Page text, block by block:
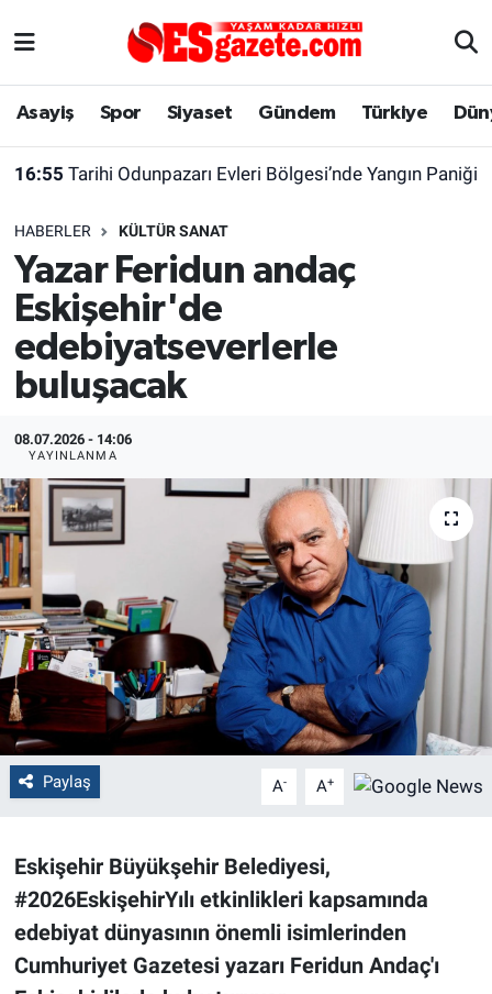
Asayiş Spor Siyaset Gündem Türkiye
16:55 Tarihi Odunpazarı Evleri Bölgesi’nde Yangın Paniği
HABERLER KÜLTÜR SANAT
Yazar Feridun andaç
Eskişehir'de
edebiyatseverlerle
buluşacak
08.07.2026 - 14:06
YAYINLANMA
Paylaş A- A+
Eskişehir Büyükşehir Belediyesi,
#2026EskişehirYılı etkinlikleri kapsamında
edebiyat dünyasının önemli isimlerinden
Cumhuriyet Gazetesi yazarı Feridun Andaç'ı
Asayiş
Gündem
Türkiye
Dünya
Alış-Veriş/İş dünyası
Yaşam
Eskişehirspor Arşivi
Eskişehir Arşivi
Röportaj
Kültür Sanat
Politika
Bilecik
Kütahya
Gezi
Genel
Yerel
Magazin
Bilim ve Teknoloji
Eskişehir Nöbetçi Eczaneler
Süper Lig Puan Durumu ve Fikstür
Tüm Manşetler
Son Dakika Haberleri